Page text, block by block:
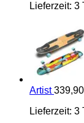
Lieferzeit: 3
Artist 339,90
Lieferzeit: 3